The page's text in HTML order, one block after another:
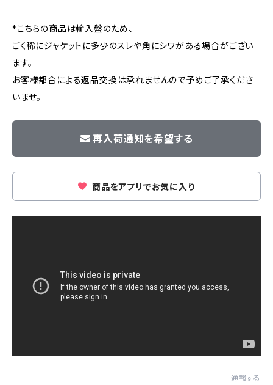
*こちらの商品は輸入盤のため、
ごく稀にジャケットに多少のスレや角にシワがある場合がござい
ます。
お客様都合による返品交換は承れませんので予めご了承くださ
いませ。
再入荷通知を希望する
商品をアプリでお気に入り
通報する